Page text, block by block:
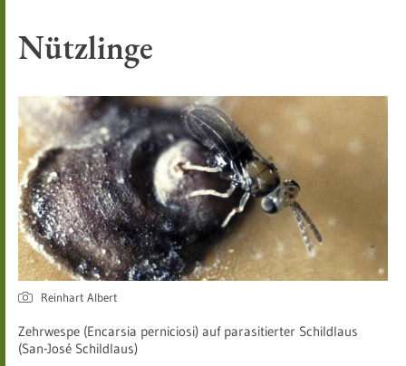
Nützlinge
Reinhart Albert
Zehrwespe (Encarsia perniciosi) auf parasitierter Schildlaus
(San-José Schildlaus)